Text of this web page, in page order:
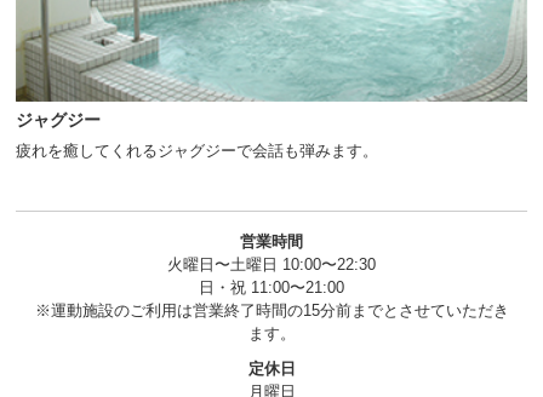
ジャグジー
疲れを癒してくれるジャグジーで会話も弾みます。
営業時間
火曜日〜土曜日 10:00〜22:30
日・祝 11:00〜21:00
※運動施設のご利用は営業終了時間の15分前までとさせていただき
ます。
定休日
月曜日